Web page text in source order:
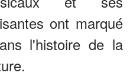
ont marqué
l'histoire de la